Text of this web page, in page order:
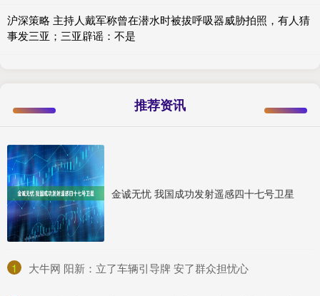
沪深策略 主持人戴军称曾在潜水时被拔呼吸器威胁拍照，有人猜
事发三亚；三亚辟谣：不是
推荐资讯
金诚无忧 我国成功发射遥感四十七号卫星
1 ​大牛网 阳新：立了车辆引导牌 安了群众担忧心